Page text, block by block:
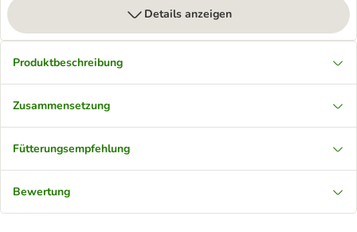
Details anzeigen
Produktbeschreibung
Zusammensetzung
Fütterungsempfehlung
Bewertung